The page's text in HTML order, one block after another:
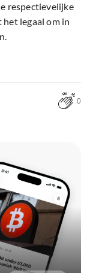
respectievelijke
legaal om in
0